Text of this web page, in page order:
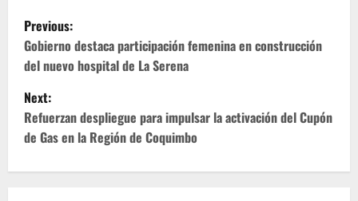
P
o
s
t
n
Previous:
Gobierno destaca participación femenina en construcción
del nuevo hospital de La Serena
Next:
Refuerzan despliegue para impulsar la activación del Cupón
de Gas en la Región de Coquimbo